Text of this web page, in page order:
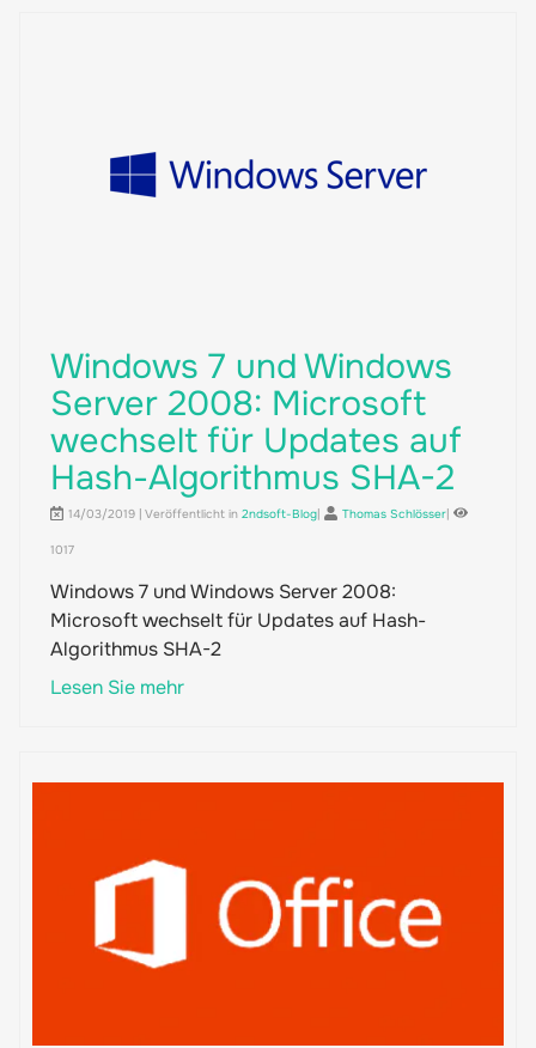
Windows 7 und Windows
Server 2008: Microsoft
wechselt für Updates auf
Hash-Algorithmus SHA-2
14/03/2019 | Veröffentlicht in 2ndsoft-Blog| Thomas Schlösser|
1017
Windows 7 und Windows Server 2008:
Microsoft wechselt für Updates auf Hash-
Algorithmus SHA-2
Lesen Sie mehr